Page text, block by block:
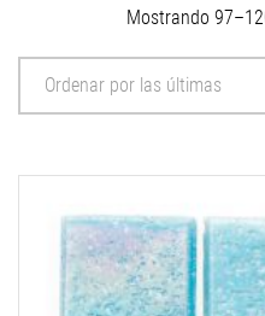
Mostrando
Ordenar por las últimas